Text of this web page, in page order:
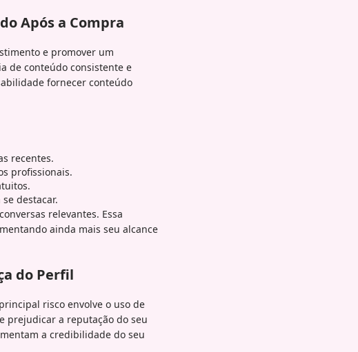
Após a Compra
e promover um
de conteúdo consistente e
fornecer conteúdo
recentes.
profissionais.
destacar.
relevantes. Essa
ainda mais seu alcance
do Perfil
risco envolve o uso de
prejudicar a reputação do seu
a credibilidade do seu